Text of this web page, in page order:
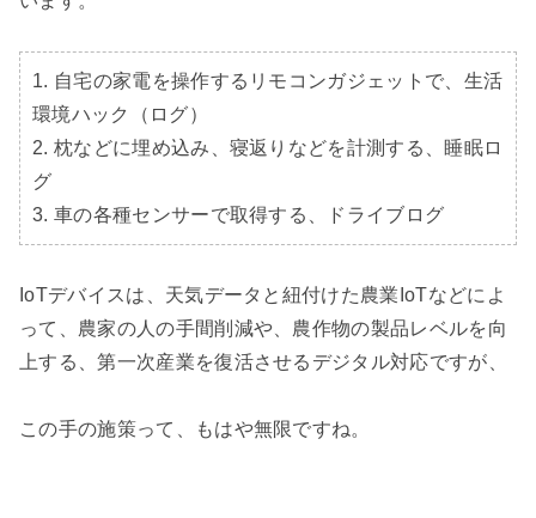
1. 自宅の家電を操作するリモコンガジェットで、生活
環境ハック（ログ）
2. 枕などに埋め込み、寝返りなどを計測する、睡眠ロ
グ
3. 車の各種センサーで取得する、ドライブログ
IoTデバイスは、天気データと紐付けた農業IoTなどによ
って、農家の人の手間削減や、農作物の製品レベルを向
上する、第一次産業を復活させるデジタル対応ですが、
この手の施策って、もはや無限ですね。